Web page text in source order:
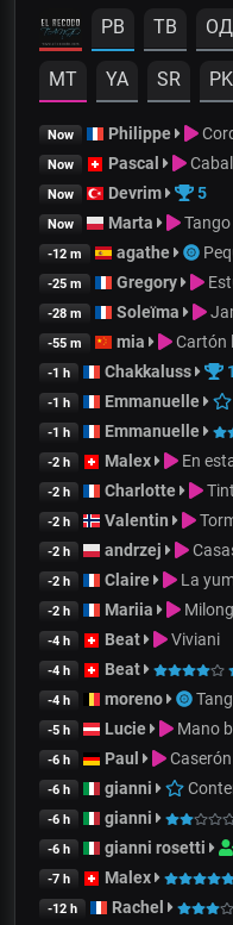
PB TB OД
MT YA SR PK
Now Philippe
Now Pascal
Now Devrim 5
Now Marta
-12 m agathe
-25 m Gregory
-28 m Soleïma
-55 m mia Cartón
-1 h Chakkaluss
-1 h Emmanuelle
-1 h Emmanuelle
-2 h Malex En
-2 h Charlotte
-2 h Valentin
-2 h andrzej
-2 h Claire La
-2 h Mariia
-4 h Beat Viviani
-4 h Beat
-4 h moreno
-5 h Lucie Mano
-6 h Paul
-6 h gianni
-6 h gianni
-6 h gianni rosetti
-7 h Malex
-12 h Rachel